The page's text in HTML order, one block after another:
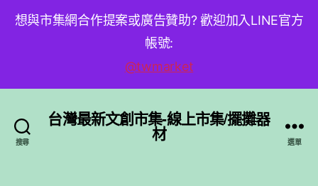
想與市集網合作提案或廣告贊助? 歡迎加入LINE官方
帳號:
@twmarket
搜尋
台灣最新文創市集-線上市集/擺攤器
材 選單